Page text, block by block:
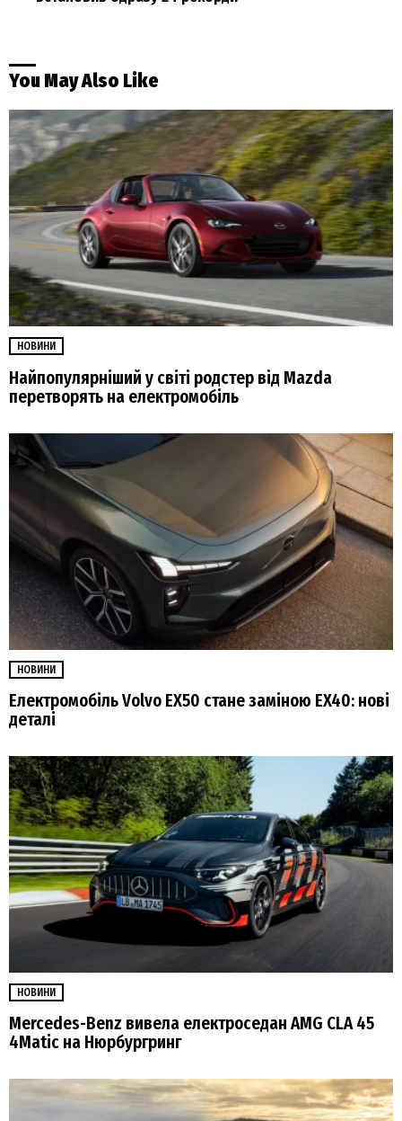
You May Also Like
НОВИНИ
Найпопулярніший у світі родстер від Mazda
перетворять на електромобіль
НОВИНИ
Електромобіль Volvo EX50 стане заміною EX40: нові
деталі
НОВИНИ
Mercedes-Benz вивела електроседан AMG CLA 45
4Matic на Нюрбургринг